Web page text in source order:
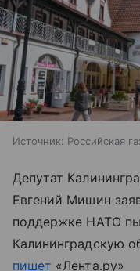
Источник: Российская
Депутат
Евгений Мишин
поддержке НАТО
Калининградскую
пишет «Лента.ру»